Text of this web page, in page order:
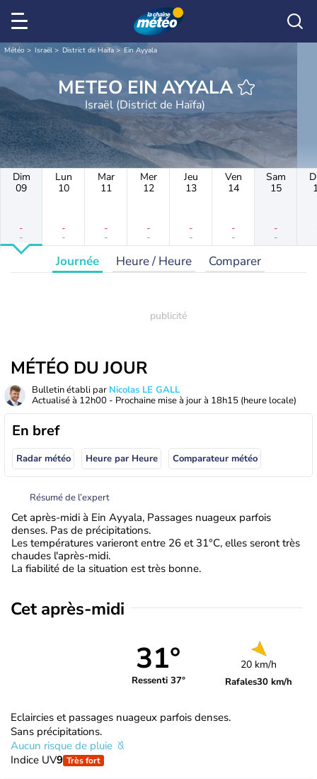
Météo Israël District de Haïfa Ein Ayyala
METEO EIN AYYALA
Israël (District de Haïfa)
Dim
09
-
-
Lun
10
-
-
Mar
11
-
-
Mer
12
-
-
Jeu
13
-
-
Ven
14
-
-
Sam
15
-
-
Journée Heure / Heure Comparer
MÉTÉO DU JOUR
Bulletin établi par Nicolas LE GALL
Actualisé à 12h00 - Prochaine mise à jour à 18h15 (heure locale)
En bref
Radar météo Heure par Heure Comparateur météo
Résumé de l’expert
Cet après-midi à Ein Ayyala, Passages nuageux parfois
denses. Pas de précipitations.
Les températures varieront entre 26 et 31°C, elles seront très
chaudes l'après-midi.
La fiabilité de la situation est très bonne.
Cet après-midi
31°
Ressenti 37°
20 km/h
Rafales30 km/h
Eclaircies et passages nuageux parfois denses.
Sans précipitations.
Aucun risque de pluie
Indice UV9 Très fort